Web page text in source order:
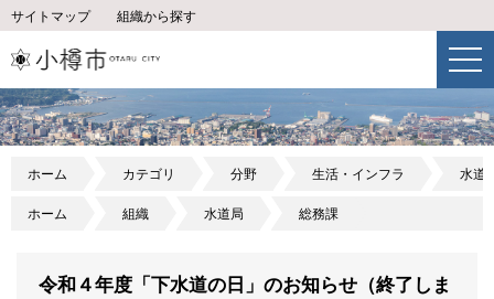
サイトマップ 組織から探す
ホーム カテゴリ 分野 生活・インフラ 水道
ホーム 組織 水道局 総務課
令和４年度「下水道の日」のお知らせ（終了しま